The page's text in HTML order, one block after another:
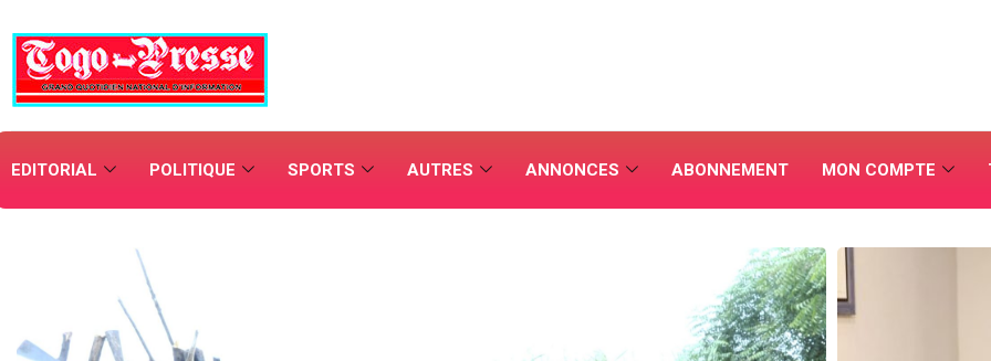
EDITORIAL POLITIQUE SPORTS AUTRES ANNONCES ABONNEMENT MON COMPTE